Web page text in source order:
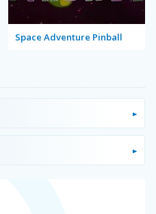
Space Adventure Pinball